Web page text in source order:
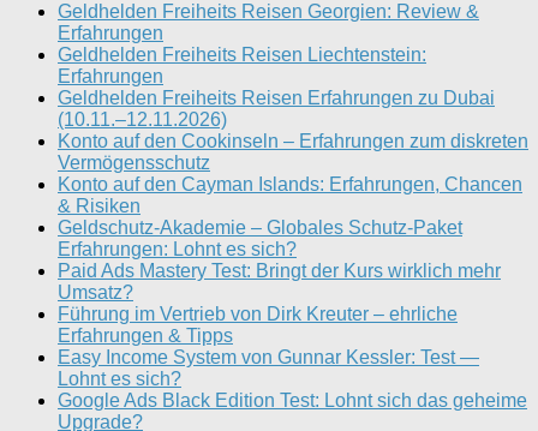
Geldhelden Freiheits Reisen Georgien: Review &
Erfahrungen
Geldhelden Freiheits Reisen Liechtenstein:
Erfahrungen
Geldhelden Freiheits Reisen Erfahrungen zu Dubai
(10.11.–12.11.2026)
Konto auf den Cookinseln – Erfahrungen zum diskreten
Vermögensschutz
Konto auf den Cayman Islands: Erfahrungen, Chancen
& Risiken
Geldschutz-Akademie – Globales Schutz-Paket
Erfahrungen: Lohnt es sich?
Paid Ads Mastery Test: Bringt der Kurs wirklich mehr
Umsatz?
Führung im Vertrieb von Dirk Kreuter – ehrliche
Erfahrungen & Tipps
Easy Income System von Gunnar Kessler: Test —
Lohnt es sich?
Google Ads Black Edition Test: Lohnt sich das geheime
Upgrade?